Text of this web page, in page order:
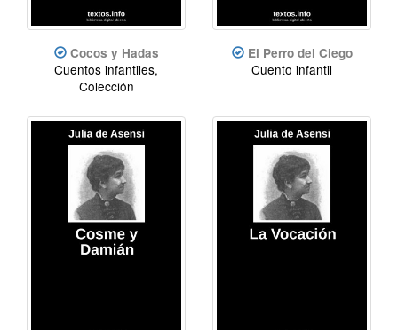
Cocos y Hadas
Cuentos infantiles,
Colección
El Perro del Ciego
Cuento infantil